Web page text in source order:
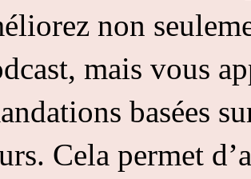
non
mais vous
basées
Cela permet